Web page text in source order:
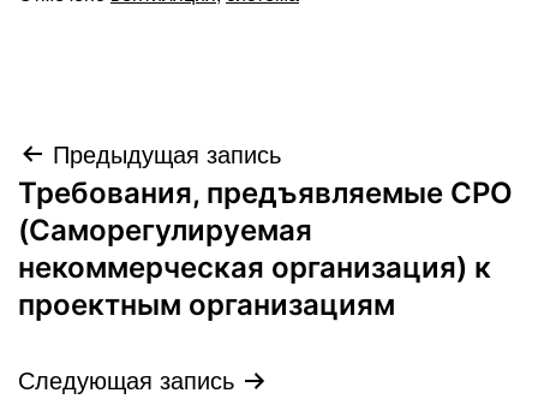
Навигация
по
записям
Предыдущая запись
Требования, предъявляемые СРО
(Саморегулируемая
некоммерческая организация) к
проектным организациям
Следующая запись